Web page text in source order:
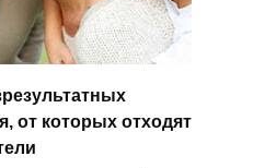
от которых отходят